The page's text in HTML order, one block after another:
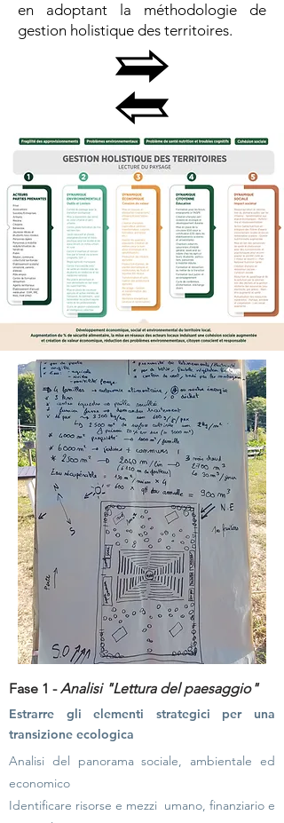
en adoptant la méthodologie de
gestion holistique des territoires.
Fase 1 -Analisi "Lettura del paesaggio"
Estrarre gli elementi strategici per una
transizione ecologica
Analisi del panorama sociale, ambientale ed
economico
Identificare risorse e mezzi umano, finanziario e